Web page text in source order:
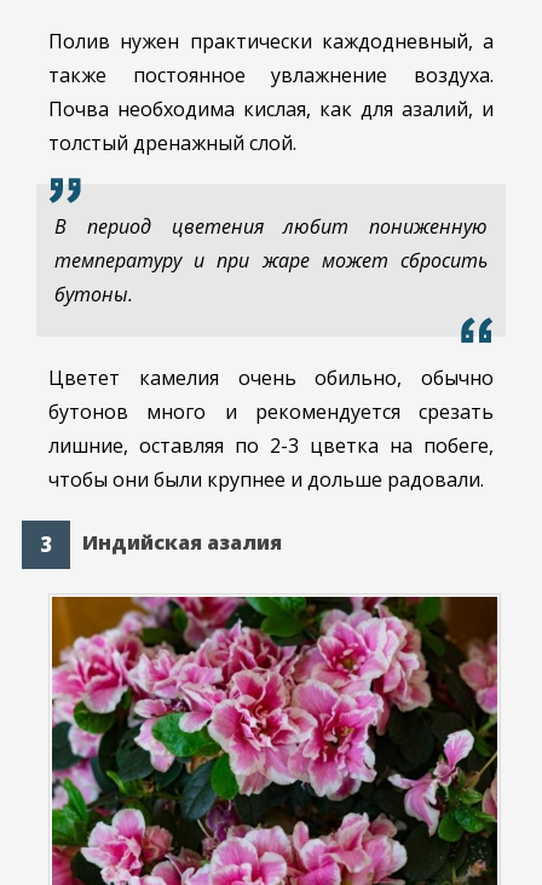
Полив нужен практически каждодневный, а
также постоянное увлажнение воздуха.
Почва необходима кислая, как для азалий, и
толстый дренажный слой.
В период цветения любит пониженную
температуру и при жаре может сбросить
бутоны.
Цветет камелия очень обильно, обычно
бутонов много и рекомендуется срезать
лишние, оставляя по 2-3 цветка на побеге,
чтобы они были крупнее и дольше радовали.
Индийская азалия